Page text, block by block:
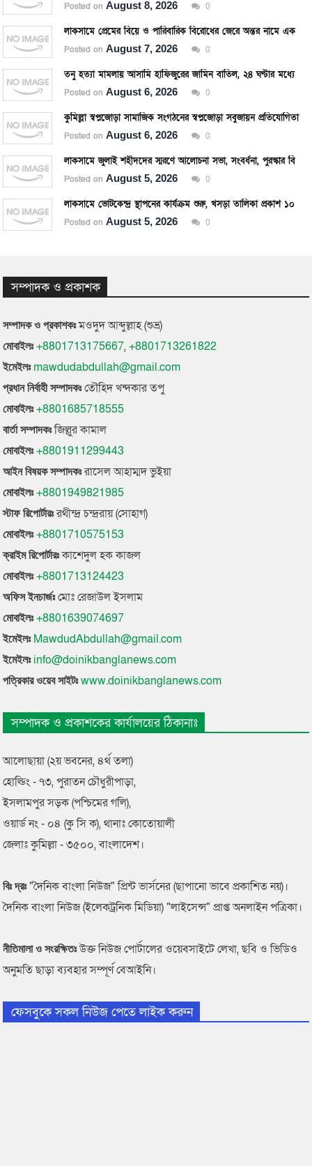
Posted onAugust 8, 2026 0
Posted onAugust 7, 2026 0
Posted onAugust 6, 2026 0
কুমিল্লা স্বপ্নজোড়া সামাজিক সংগঠনের স্বপ্নজোড়া সবুজায়ন প্রতিযোগিতার পুরস্কার বিতরণ।
Posted onAugust 6, 2026 0
লাকসামে জুলাই শহীদদের স্মরণে আলোচনা সভা, সংবর্ধনা, পুরস্কার বিতরণ ও দোয়া অনুষ্ঠিত।
Posted onAugust 5, 2026 0
Posted onAugust 5, 2026 0
সম্পাদক ও প্রকাশক
সম্পাদক ও প্রকাশকঃমওদুদ আব্দুল্লাহ (শুভ্র)
মোবাইলঃ +8801713175667,+8801713261822
ইমেইলঃ mawdudabdullah@gmail.com
প্রধান নির্বাহী সম্পাদকঃতৌহিদ খন্দকার তপু
মোবাইলঃ +8801685718555
বার্তা সম্পাদকঃজিল্লুর কামাল
মোবাইলঃ +8801911299443
আইন বিষয়ক সম্পাদকঃরাসেল আহাম্মদ ভুইয়া
মোবাইলঃ +8801949821985
স্টাফ রিপোর্টারঃরথীন্দ্র চন্দ্ররায় (সোহাগ)
মোবাইলঃ +8801710575153
ক্রাইম রিপোর্টারঃকাশেদুল হক কাজল
মোবাইলঃ +8801713124423
অফিস ইনচার্জঃমোঃ রেজাউল ইসলাম
মোবাইলঃ +8801639074697
ইমেইলঃ MawdudAbdullah@gmail.com
ইমেইলঃ info@doinikbanglanews.com
পত্রিকার ওয়েব সাইটঃwww.doinikbanglanews.com
সম্পাদক ও প্রকাশকের কার্যালয়ের ঠিকানাঃ
আলোছায়া (২য় ভবনের, ৪র্থ তলা)
হোল্ডিং - ৭৩, পুরাতন চৌধুরীপাড়া,
ইসলামপুর সড়ক (পশ্চিমের গলি),
ওয়ার্ড নং - ০৪ (কু সি ক), থানাঃ কোতোয়ালী
জেলাঃ কুমিল্লা - ৩৫০০, বাংলাদেশ।
বিঃ দ্রঃ"দৈনিক বাংলা নিউজ" প্রিন্ট ভার্সনের (ছাপানো ভাবে প্রকাশিত নয়)।
দৈনিক বাংলা নিউজ (ইলেকট্রনিক মিডিয়া) "লাইসেন্স" প্রাপ্ত অনলাইন পত্রিকা।
নীতিমালা ও সংরক্ষিতঃউক্ত নিউজ পোর্টালের ওয়েবসাইটে লেখা, ছবি ও ভিডিও
অনুমতি ছাড়া ব্যবহার সম্পূর্ণ বেআইনি।
ফেসবুকে সকল নিউজ পেতে লাইক করুন